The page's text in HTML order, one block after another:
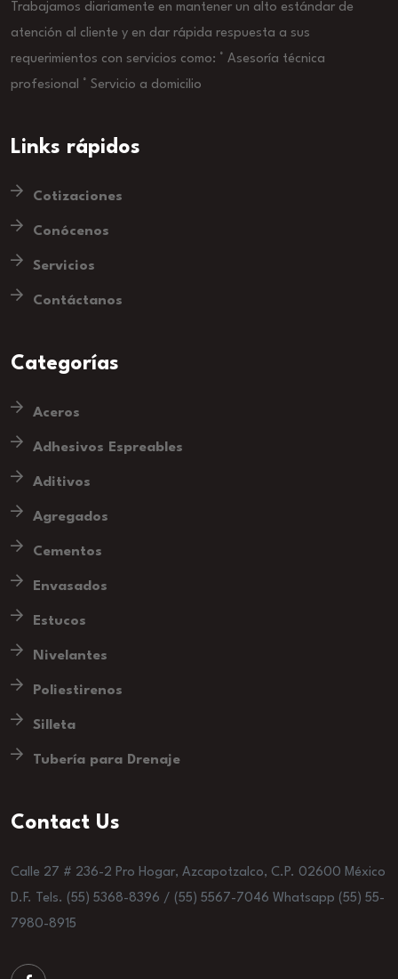
Trabajamos diariamente en mantener un alto estándar de
atención al cliente y en dar rápida respuesta a sus
requerimientos con servicios como: ° Asesoría técnica
profesional ° Servicio a domicilio
Links rápidos
Cotizaciones
Conócenos
Servicios
Contáctanos
Categorías
Aceros
Adhesivos Espreables
Aditivos
Agregados
Cementos
Envasados
Estucos
Nivelantes
Poliestirenos
Silleta
Tubería para Drenaje
Contact Us
Calle 27 # 236-2 Pro Hogar, Azcapotzalco, C.P. 02600 México
D.F. Tels. (55) 5368-8396 / (55) 5567-7046 Whatsapp (55) 55-
7980-8915